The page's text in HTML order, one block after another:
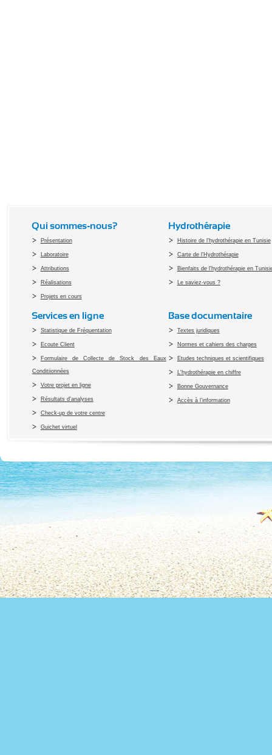
Qui sommes-nous?
Présentation
Laboratoire
Attributions
Réalisations
Projets en cours
Hydrothérapie
Histoire de l'hydrothérapie en Tunisie
Carte de l'Hydrothérapie
Bienfaits de l'hydrothérapie en
Le saviez-vous ?
Services en ligne
Statistique de Fréquentation
Ecoute Client
Formulaire de Collecte de Stock des Eaux
Conditiionnées
Votre projet en ligne
Résultats d'analyses
Check-up de votre centre
Guichet virtuel
Base documentaire
Textes juridiques
Normes et cahiers des charges
Etudes techniques et scientifiques
L'hydrothérapie en chiffre
Bonne Gouvernance
Accès à l’information